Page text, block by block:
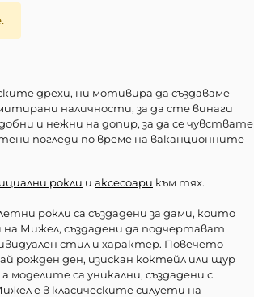
дрехи, ни мотивира да създаваме
наличности, за да сте винаги
и нежни на допир, за да се чувствате
погледи по време на ваканционните
рокли и аксесоари към тях.
рокли са създадени за дами, които
на Мижел, създадени да подчертават
стил и характер. Повечето
рожден ден, изискан коктейл или щур
са уникални, създадени с
е в класическите силуети на